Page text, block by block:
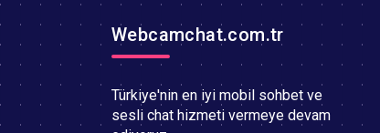
Webcamchat.com.tr
Türkiye'nin en iyi mobil sohbet ve
sesli chat hizmeti vermeye devam